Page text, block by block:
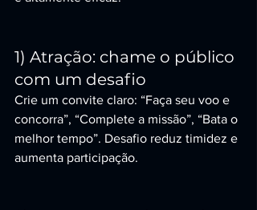
1) Atração: chame o público
com um desafio
Crie um convite claro: “Faça seu voo e
concorra”, “Complete a missão”, “Bata o
melhor tempo”. Desafio reduz timidez e
aumenta participação.